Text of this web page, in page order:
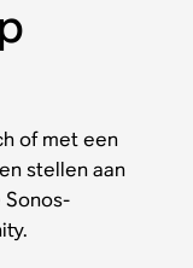
of met een
stellen aan
Sonos-